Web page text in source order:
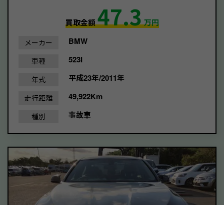
買取金額47.3万円
メーカー BMW
車種 523I
年式 平成23年/2011年
走行距離 49,922Km
種別 事故車